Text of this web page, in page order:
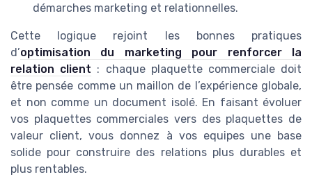
démarches marketing et relationnelles.
Cette logique rejoint les bonnes pratiques
d’optimisation du marketing pour renforcer la
relation client : chaque plaquette commerciale doit
être pensée comme un maillon de l’expérience globale,
et non comme un document isolé. En faisant évoluer
vos plaquettes commerciales vers des plaquettes de
valeur client, vous donnez à vos equipes une base
solide pour construire des relations plus durables et
plus rentables.